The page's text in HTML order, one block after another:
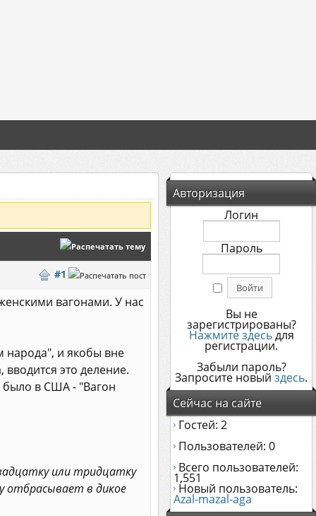
Авторизация
Логин
Пароль
Вы не
зарегистрированы?
Нажмите здесьдля
регистрации.
Забыли пароль?
Запросите новый здесь.
Сейчас на сайте
Гостей: 2
Пользователей: 0
Всего пользователей:
1,551
Новый пользователь:
Azal-mazal-aga
#1
вагонами. У нас
и якобы вне
это деление.
было в США - "Вагон
или тридцатку
отбрасывает в дикое